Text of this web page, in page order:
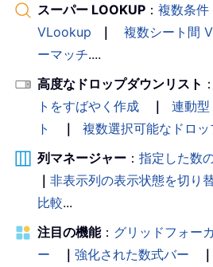
スーパー LOOKUP ： 複数条
VLookup
｜ 複数シート間
ーマッチ....
高度なドロップダウンリスト ：
トをすばやく作成
｜
連動型
ト
｜ 複数選択可能なドロッ
列マネージャー ： 指定した数
｜ 非表示列の表示状態を切り
比較...
注目の機能： グリッドフォー
ー
｜ 強化された数式バー ｜